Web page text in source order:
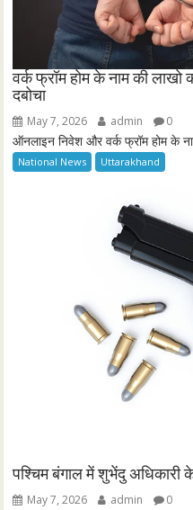
वर्क फ्रॉम होम के नाम की
दबोचा
May 7, 2026 admin 0
ऑनलाइन निवेश और वर्क फ्रॉम होम के
National News Uttarakhand
पश्चिम बंगाल में शुभेंदु अधिकारी
May 7, 2026 admin 0